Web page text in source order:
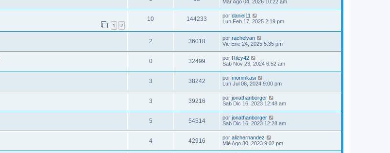
Mar Ago 04, 2026 10:22 am
1 2
10 144233 por daniel11
Lun Feb 17, 2025 2:19 pm
2 36018 por rachelvan
Vie Ene 24, 2025 5:35 pm
0 32499 por Riley42
Sab Nov 23, 2024 6:52 am
3 38242 por momnkasi
Lun Jul 08, 2024 9:00 pm
3 39216 por jonathanborger
Sab Dic 16, 2023 12:48 am
5 54514 por jonathanborger
Sab Dic 16, 2023 12:28 am
4 42916 por alizhernandez
Mié Ago 30, 2023 9:02 pm